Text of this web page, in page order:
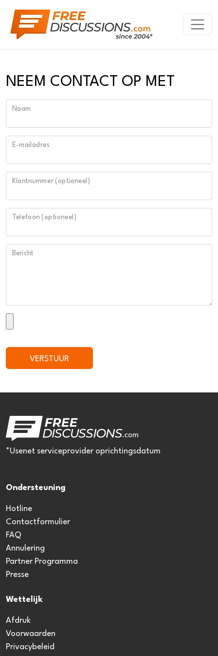
NEEM CONTACT OP MET
Naam
E-mailadres
Klantnummer (optioneel)
Telefoon (optioneel)
Bericht
VERSTUUR
*Usenet serviceprovider oprichtingsdatum
Ondersteuning
Hotline
Contactformulier
FAQ
Annulering
Partner Programma
Presse
Wettelijk
Afdruk
Voorwaarden
Privacybeleid